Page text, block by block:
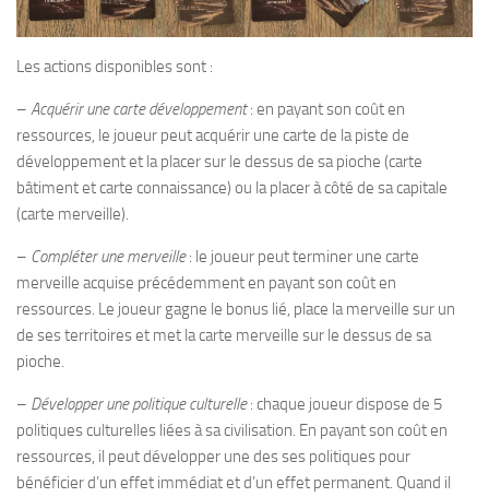
Les actions disponibles sont :
– Acquérir une carte développement: en payant son coût en
ressources, le joueur peut acquérir une carte de la piste de
développement et la placer sur le dessus de sa pioche (carte
bâtiment et carte connaissance) ou la placer à côté de sa capitale
(carte merveille).
– Compléter une merveille: le joueur peut terminer une carte
merveille acquise précédemment en payant son coût en
ressources. Le joueur gagne le bonus lié, place la merveille sur un
de ses territoires et met la carte merveille sur le dessus de sa
pioche.
– Développer une politique culturelle: chaque joueur dispose de 5
politiques culturelles liées à sa civilisation. En payant son coût en
ressources, il peut développer une des ses politiques pour
bénéficier d’un effet immédiat et d’un effet permanent. Quand il